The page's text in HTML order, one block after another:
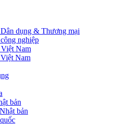
dụng & Thương mại
nghiệp
Nam
Nam
bản
bản